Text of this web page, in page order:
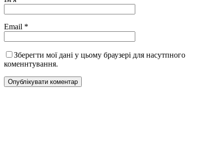
Email *
Зберегти мої дані у цьому браузері для насутпного
коменнтування.